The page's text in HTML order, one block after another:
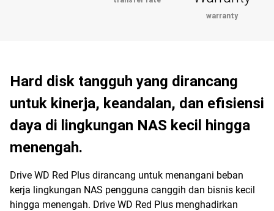
warranty
Hard disk tangguh yang dirancang
untuk kinerja, keandalan, dan efisiensi
daya di lingkungan NAS kecil hingga
menengah.
Drive WD Red Plus dirancang untuk menangani beban
kerja lingkungan NAS pengguna canggih dan bisnis kecil
hingga menengah. Drive WD Red Plus menghadirkan